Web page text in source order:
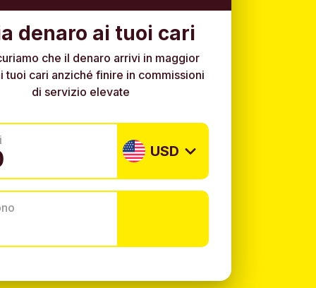
denaro ai tuoi cari
che il denaro arrivi in maggior
tuoi cari anziché finire in commissioni
di servizio elevate
USD